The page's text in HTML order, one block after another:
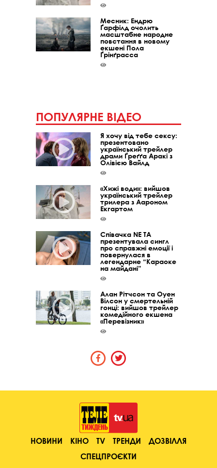
Месник: Ендрю
Ґарфілд очолить
масштабне народне
повстання в новому
екшені Пола
Ґрінґрасса
ПОПУЛЯРНЕ ВІДЕО
Я хочу від тебе сексу:
презентовано
український трейлер
драми Ґреґґа Аракі з
Олівією Вайлд
«Хижі води»: вийшов
український трейлер
трилера з Аароном
Екгартом
Співачка NE TA
презентувала сингл
про справжні емоції і
повернулася в
легендарне “Караоке
на майдані”
Алан Рітчсон та Оуен
Вілсон у смертельній
гонці: вийшов трейлер
комедійного екшена
«Перевізник»
НОВИНИ КІНО TV ТРЕНДИ
ДОЗВІЛЛЯ
СПЕЦПРОЄКТИ